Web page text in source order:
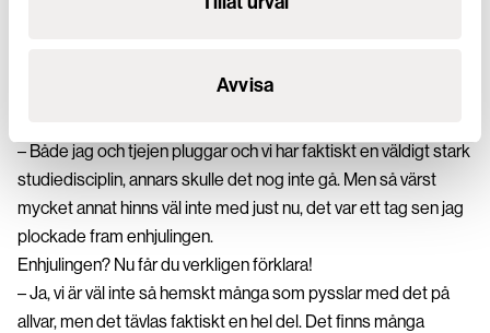
Avvisa
det nog lite si och så med det – och det gäller hela gänget på
till fungerande lösningar måste man trivas med att slänga käft.
– Både jag och tjejen pluggar och vi har faktiskt en väldigt stark
studiedisciplin, annars skulle det nog inte gå. Men så värst
mycket annat hinns väl inte med just nu, det var ett tag sen jag
plockade fram enhjulingen.
Enhjulingen? Nu får du verkligen förklara!
– Ja, vi är väl inte så hemskt många som pysslar med det på
allvar, men det tävlas faktiskt en hel del. Det finns många